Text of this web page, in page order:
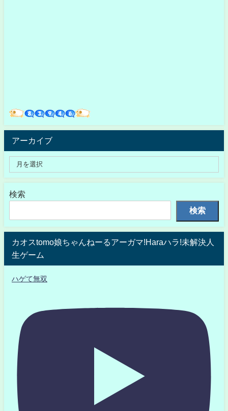
アーカイブ
検索
検索
カオスtomo娘ちゃんねーるアーガマ!Haraハラ!未解決人
生ゲーム
ハゲて無双